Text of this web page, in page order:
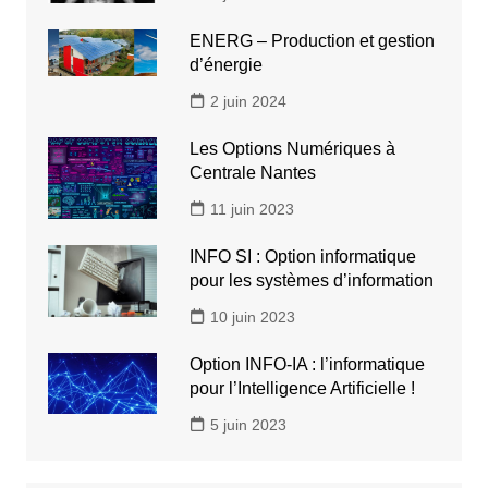
ENERG – Production et gestion
d’énergie
2 juin 2024
Les Options Numériques à
Centrale Nantes
11 juin 2023
INFO SI : Option informatique
pour les systèmes d’information
10 juin 2023
Option INFO-IA : l’informatique
pour l’Intelligence Artificielle !
5 juin 2023